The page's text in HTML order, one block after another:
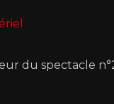
du spectacle